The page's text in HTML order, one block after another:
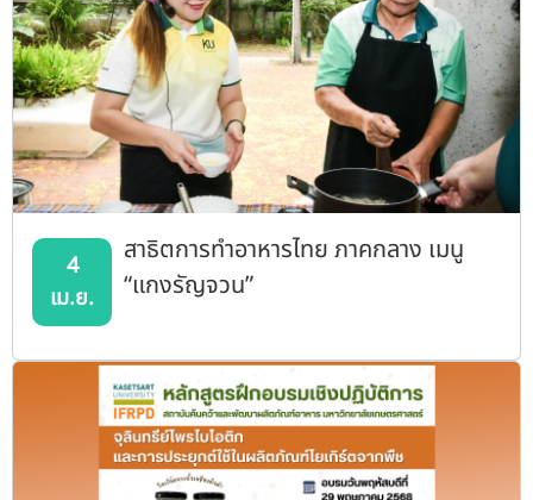
4
เม.ย.
สาธิตการทำอาหารไทย ภาคกลาง เมนู
“แกงรัญจวน”